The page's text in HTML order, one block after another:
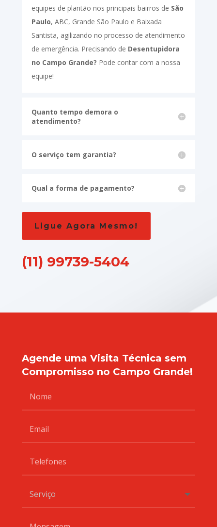
equipes de plantão nos principais bairros de São
Paulo, ABC, Grande São Paulo e Baixada
Santista, agilizando no processo de atendimento
de emergência. Precisando de Desentupidora
no Campo Grande? Pode contar com a nossa
equipe!
Quanto tempo demora o
atendimento?
O serviço tem garantia?
Qual a forma de pagamento?
Ligue Agora Mesmo!
(11) 99739-5404
Agende uma Visita Técnica sem
Compromisso no Campo Grande!